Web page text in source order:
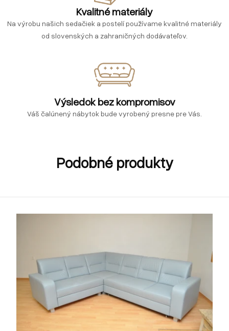
Kvalitné materiály
Na výrobu našich sedačiek a postelí používame kvalitné materiály
od slovenských a zahraničných dodávateľov.
Výsledok bez kompromisov
Váš čalúnený nábytok bude vyrobený presne pre Vás.
Podobné produkty